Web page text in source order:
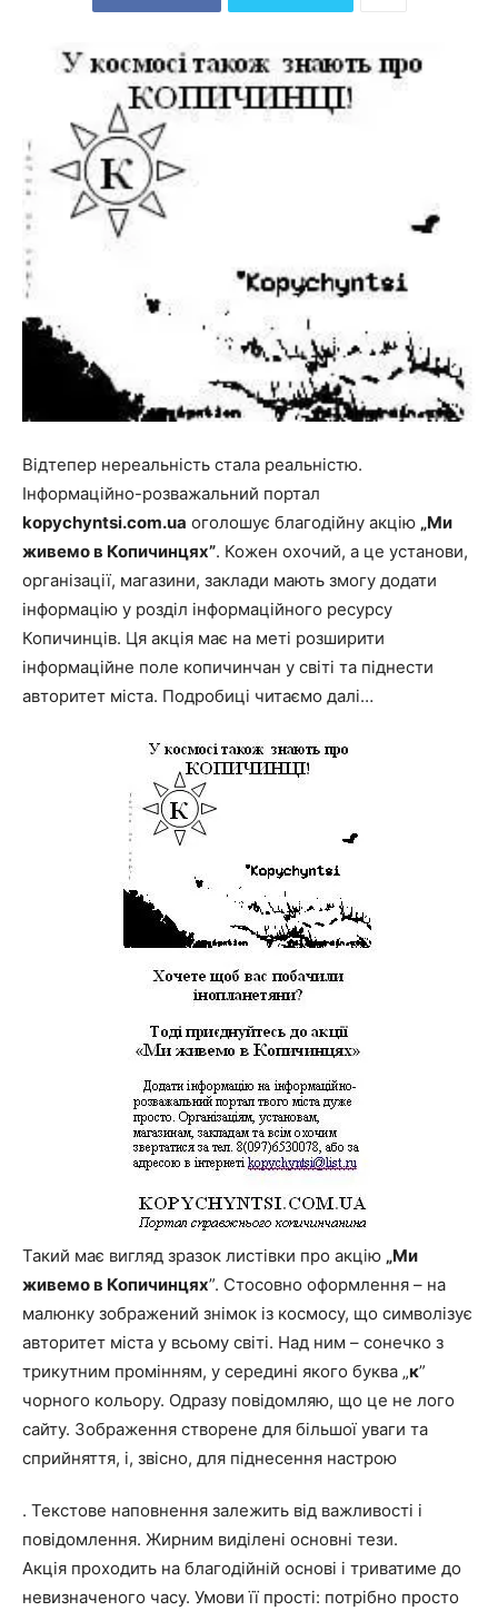
Відтепер нереальність стала реальністю.
Інформаційно-розважальний портал
kopychyntsi.com.ua оголошує благодійну акцію „Ми
живемо в Копичинцях”. Кожен охочий, а це установи,
організації, магазини, заклади мають змогу додати
інформацію у розділ інформаційного ресурсу
Копичинців. Ця акція має на меті розширити
інформаційне поле копичинчан у світі та піднести
авторитет міста. Подробиці читаємо далі…
Такий має вигляд зразок листівки про акцію „Ми
живемо в Копичинцях”. Стосовно оформлення – на
малюнку зображений знімок із космосу, що символізує
авторитет міста у всьому світі. Над ним – сонечко з
трикутним промінням, у середині якого буква „к”
чорного кольору. Одразу повідомляю, що це не лого
сайту. Зображення створене для більшої уваги та
сприйняття, і, звісно, для піднесення настрою
. Текстове наповнення залежить від важливості і
повідомлення. Жирним виділені основні тези.
Акція проходить на благодійній основі і триватиме до
невизначеного часу. Умови її прості: потрібно просто